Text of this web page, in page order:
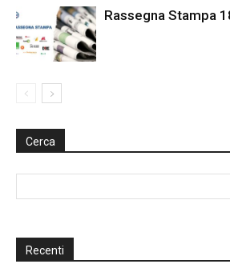
Rassegna Stampa
Cerca
Recenti